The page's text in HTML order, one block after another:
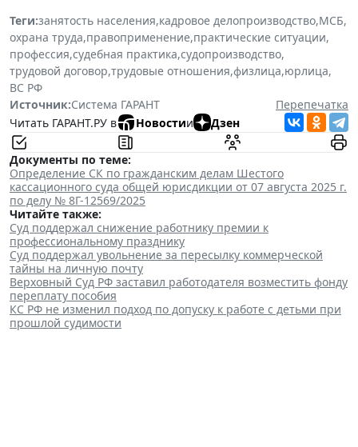
Теги:занятость населения,кадровое делопроизводство,МСБ,
охрана труда,правоприменение,практические ситуации,
профессия,судебная практика,судопроизводство,
трудовой договор,трудовые отношения,физлица,юрлица,
ВС РФ
Источник:Система ГАРАНТ
Перепечатка
Читать ГАРАНТ.РУ в
Новостии Дзен
Документы по теме:
Определение СК по гражданским делам Шестого
кассационного суда общей юрисдикции от 07 августа 2025 г.
по делу № 8Г-12569/2025
Читайте также:
Суд поддержал снижение работнику премии к
профессиональному празднику
Суд поддержал увольнение за пересылку коммерческой
тайны на личную почту
Верховный Суд РФ заставил работодателя возместить фонду
переплату пособия
КС РФ не изменил подход по допуску к работе с детьми при
прошлой судимости